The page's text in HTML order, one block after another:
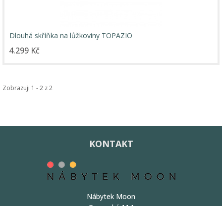
Dlouhá skříňka na lůžkoviny TOPAZIO
4.299 Kč
Zobrazuji 1 - 2 z 2
KONTAKT
Nábytek Moon